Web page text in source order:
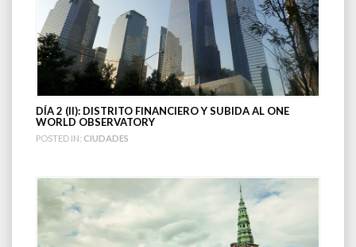
DÍA 2 (II): DISTRITO FINANCIERO Y SUBIDA AL ONE
WORLD OBSERVATORY
POSTED IN: CIUDADES